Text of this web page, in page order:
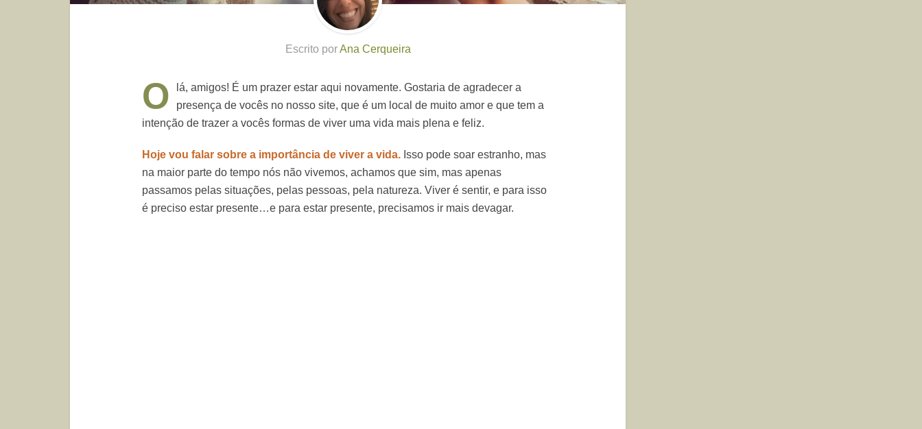
Escrito porAna Cerqueira
O
lá, amigos! É um prazer estar aqui novamente. Gostaria de agradecer a
presença de vocês no nosso site, que é um local de muito amor e que tem a
intenção de trazer a vocês formas de viver uma vida mais plena e feliz.
Hoje vou falar sobre a importância de viver a vida. Isso pode soar estranho, mas
na maior parte do tempo nós não vivemos, achamos que sim, mas apenas
passamos pelas situações, pelas pessoas, pela natureza. Viver é sentir, e para isso
é preciso estar presente…e para estar presente, precisamos ir mais devagar.